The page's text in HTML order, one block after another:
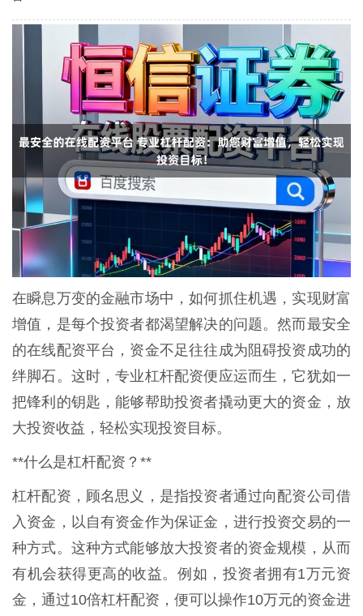
在瞬息万变的金融市场中，如何抓住机遇，实现财富
增值，是每个投资者都渴望解决的问题。然而最安全
的在线配资平台，资金不足往往成为阻碍投资成功的
绊脚石。这时，专业杠杆配资便应运而生，它犹如一
把锋利的钥匙，能够帮助投资者撬动更大的资金，放
大投资收益，轻松实现投资目标。
**什么是杠杆配资？**
杠杆配资，顾名思义，是指投资者通过向配资公司借
入资金，以自有资金作为保证金，进行投资交易的一
种方式。这种方式能够放大投资者的资金规模，从而
有机会获得更高的收益。例如，投资者拥有1万元资
金，通过10倍杠杆配资，便可以操作10万元的资金进